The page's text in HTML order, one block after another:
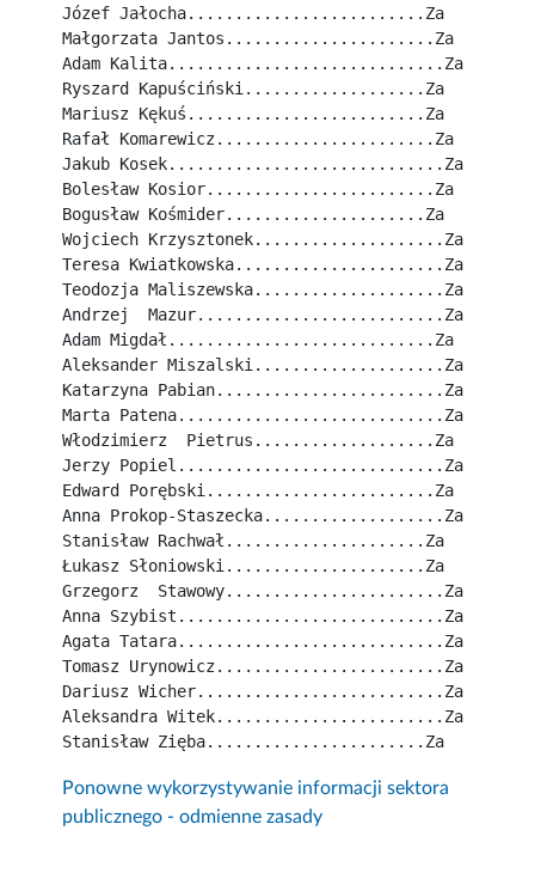
Józef Jałocha.........................Za
Małgorzata Jantos......................Za
Adam Kalita.............................Za
Ryszard Kapuściński...................Za
Mariusz Kękuś.........................Za
Rafał Komarewicz.......................Za
Jakub Kosek.............................Za
Bolesław Kosior........................Za
Bogusław Kośmider.....................Za
Wojciech Krzysztonek....................Za
Teresa Kwiatkowska......................Za
Teodozja Maliszewska....................Za
Andrzej  Mazur..........................Za
Adam Migdał............................Za
Aleksander Miszalski....................Za
Katarzyna Pabian........................Za
Marta Patena............................Za
Włodzimierz  Pietrus...................Za
Jerzy Popiel............................Za
Edward Porębski........................Za
Anna Prokop-Staszecka...................Za
Stanisław Rachwał.....................Za
Łukasz Słoniowski.....................Za
Grzegorz  Stawowy.......................Za
Anna Szybist............................Za
Agata Tatara............................Za
Tomasz Urynowicz........................Za
Dariusz Wicher..........................Za
Aleksandra Witek........................Za
Stanisław Zięba.......................Za
Ponowne wykorzystywanie informacji sektora
publicznego - odmienne zasady